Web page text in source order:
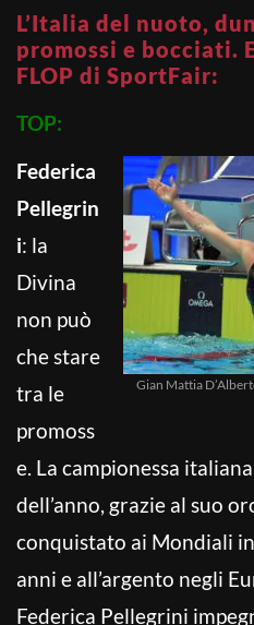
L’Italia del nuoto,
promossi e bocciati.
FLOP di SportFair:
TOP:
Gian Mattia
Federica
Pellegrin
i: la
Divina
non può
che stare
tra le
promoss
e. La campionessa
dell’anno, grazie al suo
conquistato ai Mondiali
anni e all’argento negli
Federica Pellegrini